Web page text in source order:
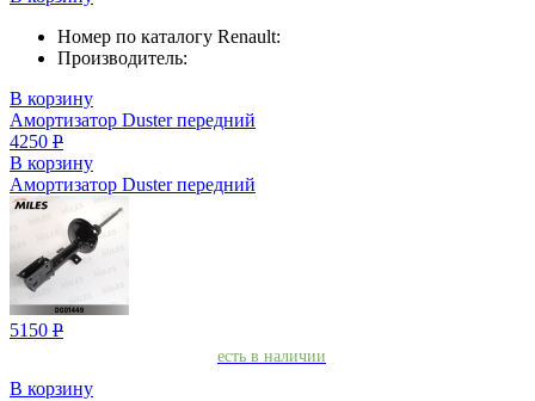
Номер по каталогу Renault:
Производитель:
В корзину
Амортизатор Duster передний
4250 Р
В корзину
Амортизатор Duster передний
5150 Р
есть в наличии
В корзину